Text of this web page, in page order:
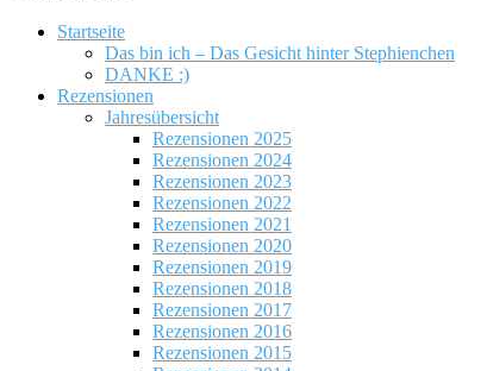
Startseite
Das bin ich – Das Gesicht hinter Stephienchen
DANKE :)
Rezensionen
Jahresübersicht
Rezensionen 2025
Rezensionen 2024
Rezensionen 2023
Rezensionen 2022
Rezensionen 2021
Rezensionen 2020
Rezensionen 2019
Rezensionen 2018
Rezensionen 2017
Rezensionen 2016
Rezensionen 2015